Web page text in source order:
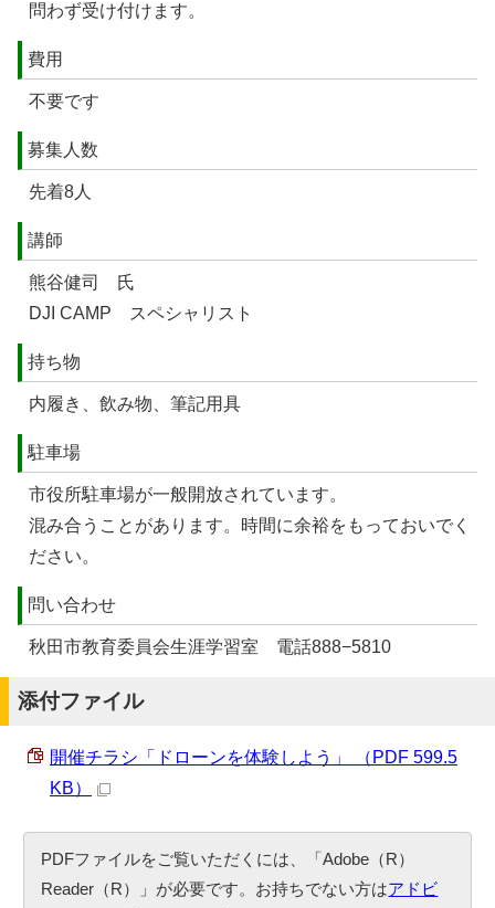
問わず受け付けます。
費用
不要です
募集人数
先着8人
講師
熊谷健司 氏
DJI CAMP スペシャリスト
持ち物
内履き、飲み物、筆記用具
駐車場
市役所駐車場が一般開放されています。
混み合うことがあります。時間に余裕をもっておいでく
ださい。
問い合わせ
秋田市教育委員会生涯学習室 電話888−5810
添付ファイル
開催チラシ「ドローンを体験しよう」 （PDF 599.5
KB）
PDFファイルをご覧いただくには、「Adobe（R）
Reader（R）」が必要です。お持ちでない方はアドビ